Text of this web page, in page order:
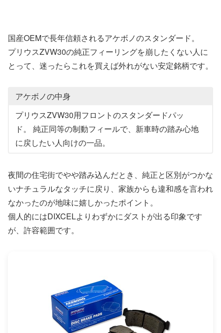
国産OEMで長年信頼されるアケボノのスタンダード。
プリウスZVW30の純正フィーリングを崩したくない人に
とって、迷ったらこれを買えば外れがない安定銘柄です。
アケボノの中身
プリウスZVW30用フロントのスタンダードパッ
ド。 純正同等の制動フィールで、新車時の踏み心地
に戻したい人向けの一品。
夜間の住宅街でやや踏み込んだとき、純正と区別がつかな
いナチュラルなタッチに戻り、家族からも違和感を言われ
なかったのが地味に嬉しかったポイント。
個人的にはDIXCELよりわずかにダストが出る印象です
が、許容範囲です。